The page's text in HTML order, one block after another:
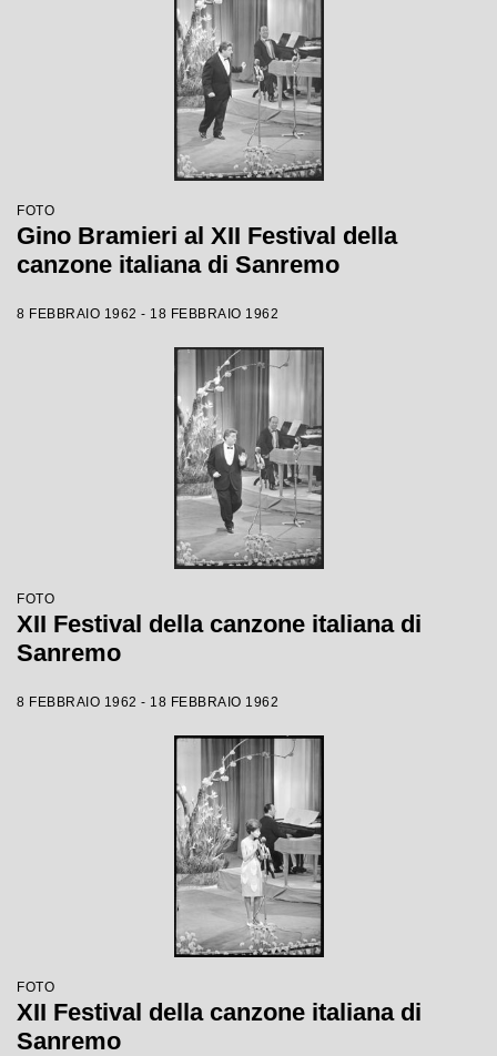
FOTO
Gino Bramieri al XII Festival della
canzone italiana di Sanremo
8 FEBBRAIO 1962 - 18 FEBBRAIO 1962
FOTO
XII Festival della canzone italiana di
Sanremo
8 FEBBRAIO 1962 - 18 FEBBRAIO 1962
FOTO
XII Festival della canzone italiana di
Sanremo